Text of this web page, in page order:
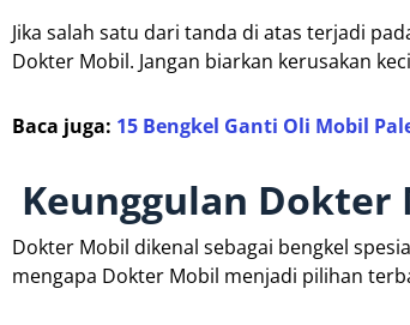
Jika salah satu dari tanda di atas terjadi
Dokter Mobil. Jangan biarkan kerusakan
Baca juga: 15 Bengkel Ganti Oli Mobil
Keunggulan Dokter
Dokter Mobil dikenal sebagai bengkel
mengapa Dokter Mobil menjadi pilihan